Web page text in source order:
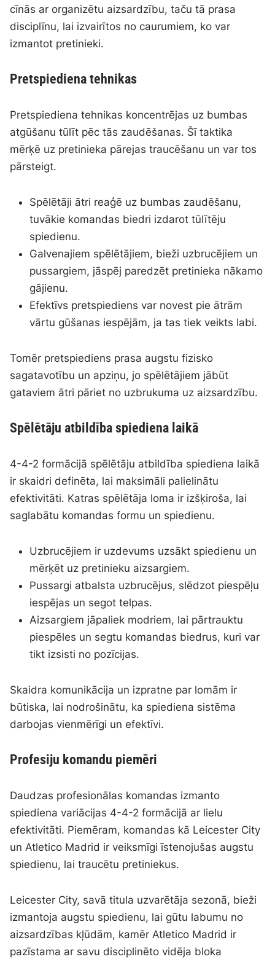
cīnās ar organizētu aizsardzību, taču tā prasa
disciplīnu, lai izvairītos no caurumiem, ko var
izmantot pretinieki.
Pretspiediena tehnikas
Pretspiediena tehnikas koncentrējas uz bumbas
atgūšanu tūlīt pēc tās zaudēšanas. Šī taktika
mērķē uz pretinieka pārejas traucēšanu un var tos
pārsteigt.
Spēlētāji ātri reaģē uz bumbas zaudēšanu,
tuvākie komandas biedri izdarot tūlītēju
spiedienu.
Galvenajiem spēlētājiem, bieži uzbrucējiem un
pussargiem, jāspēj paredzēt pretinieka nākamo
gājienu.
Efektīvs pretspiediens var novest pie ātrām
vārtu gūšanas iespējām, ja tas tiek veikts labi.
Tomēr pretspiediens prasa augstu fizisko
sagatavotību un apziņu, jo spēlētājiem jābūt
gataviem ātri pāriet no uzbrukuma uz aizsardzību.
Spēlētāju atbildība spiediena laikā
4-4-2 formācijā spēlētāju atbildība spiediena laikā
ir skaidri definēta, lai maksimāli palielinātu
efektivitāti. Katras spēlētāja loma ir izšķiroša, lai
saglabātu komandas formu un spiedienu.
Uzbrucējiem ir uzdevums uzsākt spiedienu un
mērķēt uz pretinieku aizsargiem.
Pussargi atbalsta uzbrucējus, slēdzot piespēļu
iespējas un segot telpas.
Aizsargiem jāpaliek modriem, lai pārtrauktu
piespēles un segtu komandas biedrus, kuri var
tikt izsisti no pozīcijas.
Skaidra komunikācija un izpratne par lomām ir
būtiska, lai nodrošinātu, ka spiediena sistēma
darbojas vienmērīgi un efektīvi.
Profesiju komandu piemēri
Daudzas profesionālas komandas izmanto
spiediena variācijas 4-4-2 formācijā ar lielu
efektivitāti. Piemēram, komandas kā Leicester City
un Atletico Madrid ir veiksmīgi īstenojušas augstu
spiedienu, lai traucētu pretiniekus.
Leicester City, savā titula uzvarētāja sezonā, bieži
izmantoja augstu spiedienu, lai gūtu labumu no
aizsardzības kļūdām, kamēr Atletico Madrid ir
pazīstama ar savu disciplinēto vidēja bloka